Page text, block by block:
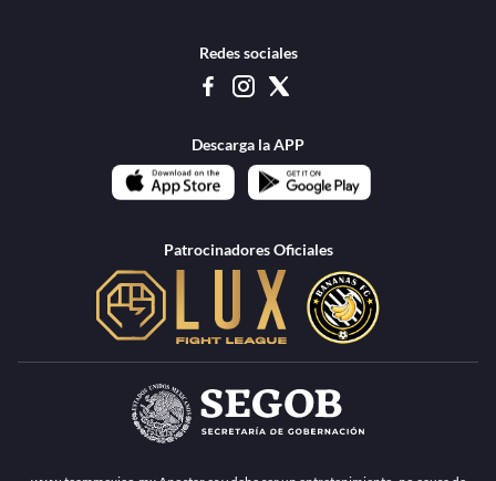
Redes sociales
Descarga la APP
Patrocinadores Oficiales